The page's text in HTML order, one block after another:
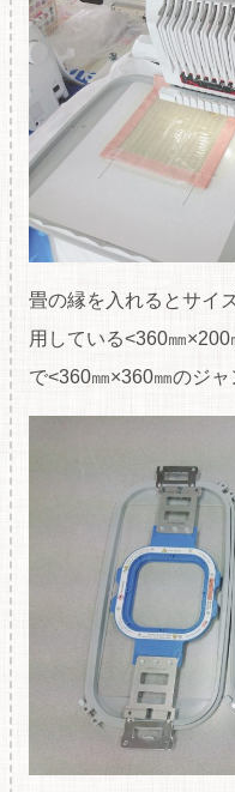
畳の縁を入れるとサイ
用している<360㎜
で<360㎜×360㎜のジ